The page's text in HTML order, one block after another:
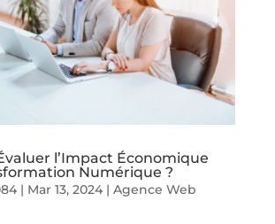
l’Impact Économique
Numérique ?
| Mar 13, 2024| Agence Web